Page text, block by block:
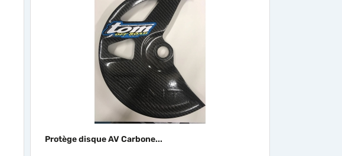
Aperçu rapide
Protège disque AV Carbone...